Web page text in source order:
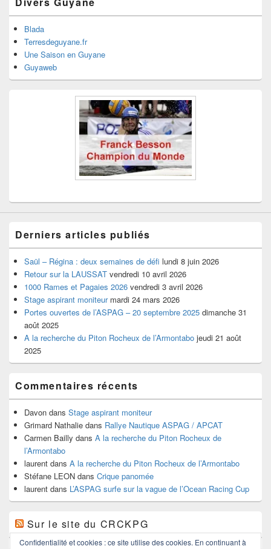
Blada
Terresdeguyane.fr
Une Saison en Guyane
Guyaweb
Derniers articles publiés
Saül – Régina : deux semaines de défi lundi 8 juin 2026
Retour sur la LAUSSAT vendredi 10 avril 2026
1000 Rames et Pagaies 2026 vendredi 3 avril 2026
Stage aspirant moniteur mardi 24 mars 2026
Portes ouvertes de l’ASPAG – 20 septembre 2025 dimanche 31
août 2025
A la recherche du Piton Rocheux de l’Armontabo jeudi 21 août
2025
Commentaires récents
Davon dans Stage aspirant moniteur
Grimard Nathalie dans Rallye Nautique ASPAG / APCAT
Carmen Bailly dans A la recherche du Piton Rocheux de
l’Armontabo
laurent dans A la recherche du Piton Rocheux de l’Armontabo
Stéfane LEON dans Crique panomée
laurent dans L’ASPAG surfe sur la vague de l’Ocean Racing Cup
Sur le site du CRCKPG
Confidentialité et cookies : ce site utilise des cookies. En continuant à